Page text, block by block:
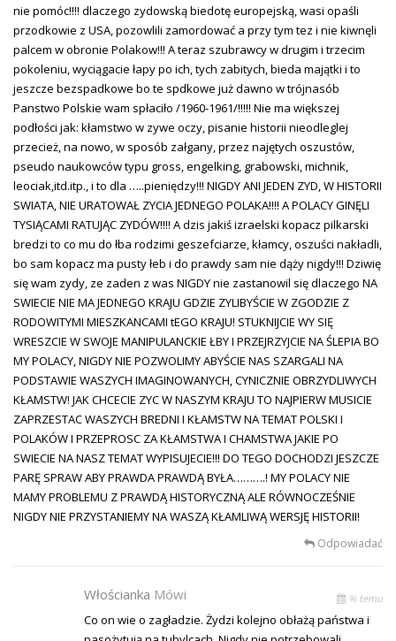
nie pomóc!!!! dlaczego zydowską biedotę europejską, wasi opaśli
przodkowie z USA, pozowlili zamordować a przy tym tez i nie kiwnęli
palcem w obronie Polakow!!! A teraz szubrawcy w drugim i trzecim
pokoleniu, wyciągacie łapy po ich, tych zabitych, bieda majątki i to
jeszcze bezspadkowe bo te spdkowe już dawno w trójnasób
Panstwo Polskie wam spłaciło /1960-1961/!!!!! Nie ma większej
podłości jak: kłamstwo w zywe oczy, pisanie historii nieodleglej
przecież, na nowo, w sposób załgany, przez najętych oszustów,
pseudo naukowców typu gross, engelking, grabowski, michnik,
leociak,itd.itp., i to dla …..pieniędzy!!! NIGDY ANI JEDEN ZYD, W HISTORII
SWIATA, NIE URATOWAŁ ZYCIA JEDNEGO POLAKA!!!! A POLACY GINĘLI
TYSIĄCAMI RATUJĄC ZYDÓW!!!! A dzis jakiś izraelski kopacz pilkarski
bredzi to co mu do łba rodzimi geszefciarze, kłamcy, oszuści nakładli,
bo sam kopacz ma pusty łeb i do prawdy sam nie dąży nigdy!!! Dziwię
się wam zydy, ze zaden z was NIGDY nie zastanowil się dlaczego NA
SWIECIE NIE MA JEDNEGO KRAJU GDZIE ZYLIBYŚCIE W ZGODZIE Z
RODOWITYMI MIESZKANCAMI tEGO KRAJU! STUKNIJCIE WY SIĘ
WRESZCIE W SWOJE MANIPULANCKIE ŁBY I PRZEJRZYJCIE NA ŚLEPIA BO
MY POLACY, NIGDY NIE POZWOLIMY ABYŚCIE NAS SZARGALI NA
PODSTAWIE WASZYCH IMAGINOWANYCH, CYNICZNIE OBRZYDLIWYCH
KŁAMSTW! JAK CHCECIE ZYC W NASZYM KRAJU TO NAJPIERW MUSICIE
ZAPRZESTAC WASZYCH BREDNI I KŁAMSTW NA TEMAT POLSKI I
POLAKÓW I PRZEPROSC ZA KŁAMSTWA I CHAMSTWA JAKIE PO
SWIECIE NA NASZ TEMAT WYPISUJECIE!!! DO TEGO DOCHODZI JESZCZE
PARĘ SPRAW ABY PRAWDA PRAWDĄ BYŁA……….! MY POLACY NIE
MAMY PROBLEMU Z PRAWDĄ HISTORYCZNĄ ALE RÓWNOCZEŚNIE
NIGDY NIE PRZYSTANIEMY NA WASZĄ KŁAMLIWĄ WERSJĘ HISTORII!
Odpowiadać
Włościanka Mówi % temu
Co on wie o zagładzie. Żydzi kolejno obłażą państwa i